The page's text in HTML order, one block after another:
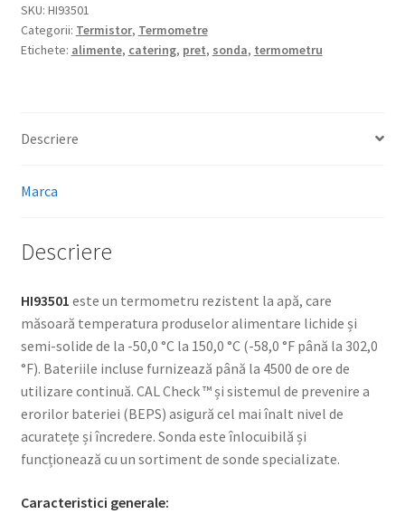
SKU: HI93501
Categorii: Termistor, Termometre
Etichete: alimente, catering, pret, sonda, termometru
Descriere
Marca
Descriere
HI93501 este un termometru rezistent la apă, care
măsoară temperatura produselor alimentare lichide și
semi-solide de la -50,0 °C la 150,0 °C (-58,0 °F până la 302,0
°F). Bateriile incluse furnizează până la 4500 de ore de
utilizare continuă. CAL Check ™ și sistemul de prevenire a
erorilor bateriei (BEPS) asigură cel mai înalt nivel de
acuratețe și încredere. Sonda este înlocuibilă și
funcționează cu un sortiment de sonde specializate.
Caracteristici generale: